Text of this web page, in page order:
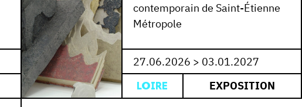
contemporain de Saint-Étienne
Métropole
27.06.2026 > 03.01.2027
LOIRE EXPOSITION